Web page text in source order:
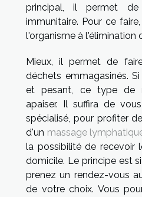
principal, il permet
immunitaire. Pour ce
l'organisme à l'élimination
Mieux, il permet de
déchets emmagasinés.
et pesant, ce type de
apaiser. Il suffira de
spécialisé, pour profiter
d'un massage
la possibilité de recevoir
domicile. Le principe est
prenez un rendez-vous
de votre choix. Vous